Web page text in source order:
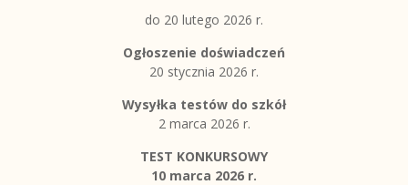
do 20 lutego 2026 r.
Ogłoszenie doświadczeń
20 stycznia 2026 r.
Wysyłka testów do szkół
2 marca 2026 r.
TEST KONKURSOWY
10 marca 2026 r.